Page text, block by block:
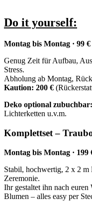
Do it yourself:
Montag bis Montag · 99
Genug Zeit für Aufbau,
Stress.
Abholung ab Montag,
Kaution: 200 €
Deko optional zubuchbar:
Lichterketten u.v.m.
Komplettset –
Montag bis Montag · 199
Stabil, hochwertig, 2 x 2
Zeremonie.
Ihr gestaltet ihn nach
Blumen – alles easy per